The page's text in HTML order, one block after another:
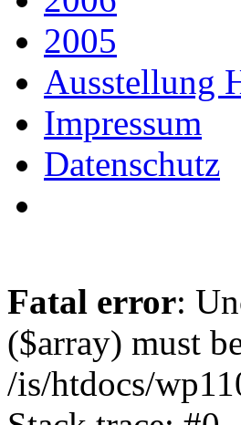
2005
Ausstellung
Impressum
Datenschutz
Fatal error:
($array) must
/is/htdocs/